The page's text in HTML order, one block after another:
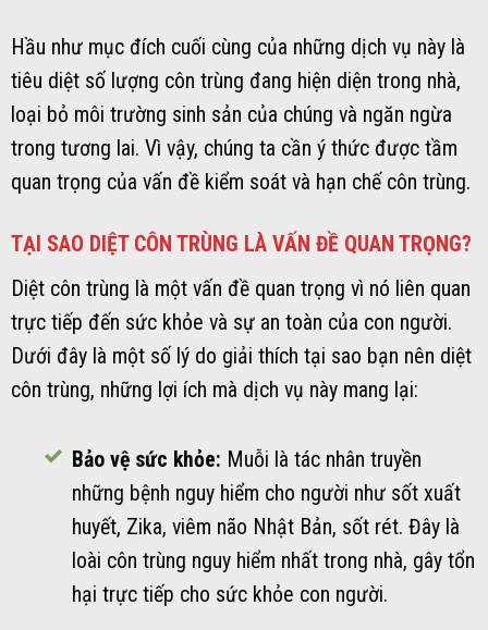
Hầu như mục đích cuối cùng của những dịch vụ này là
tiêu diệt số lượng côn trùng đang hiện diện trong nhà,
loại bỏ môi trường sinh sản của chúng và ngăn ngừa
trong tương lai. Vì vậy, chúng ta cần ý thức được tầm
quan trọng của vấn đề kiểm soát và hạn chế côn trùng.
TẠI SAO DIỆT CÔN TRÙNG LÀ VẤN ĐỀ QUAN TRỌNG?
Diệt côn trùng là một vấn đề quan trọng vì nó liên quan
trực tiếp đến sức khỏe và sự an toàn của con người.
Dưới đây là một số lý do giải thích tại sao bạn nên diệt
côn trùng, những lợi ích mà dịch vụ này mang lại:
Bảo vệ sức khỏe: Muỗi là tác nhân truyền
những bệnh nguy hiểm cho người như sốt xuất
huyết, Zika, viêm não Nhật Bản, sốt rét. Đây là
loài côn trùng nguy hiểm nhất trong nhà, gây tổn
hại trực tiếp cho sức khỏe con người.